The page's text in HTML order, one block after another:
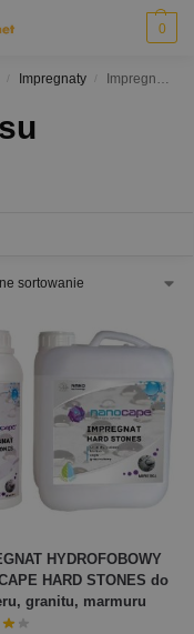
0
Impregnaty Impregnaty do gresu
HYDROFOBOWY
HARD STONES do
granitu, marmuru